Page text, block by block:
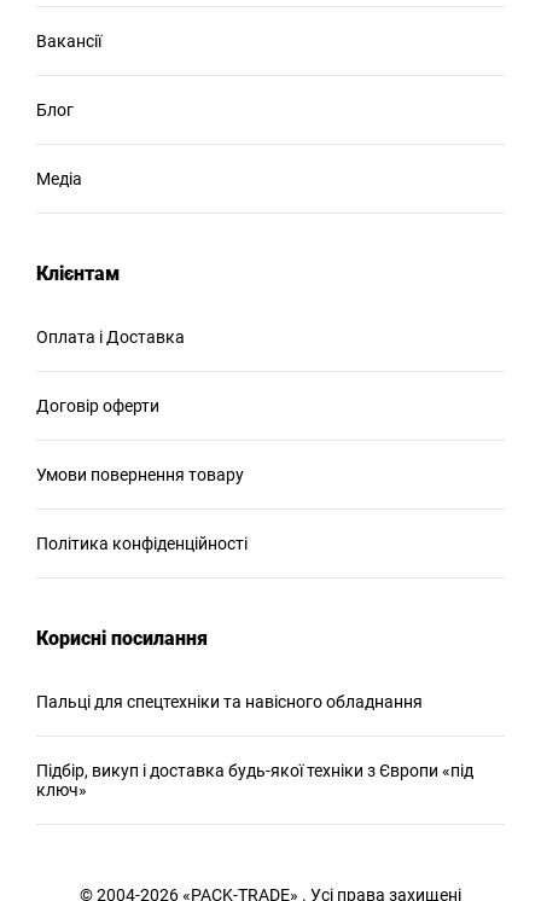
Вакансії
Блог
Медіа
Клієнтам
Оплата і Доставка
Договір оферти
Умови повернення товару
Політика конфіденційності
Корисні посилання
Пальці для спецтехніки та навісного обладнання
Підбір, викуп і доставка будь-якої техніки з Європи «під
ключ»
© 2004-2026 «PACK-TRADE» . Усі права захищені